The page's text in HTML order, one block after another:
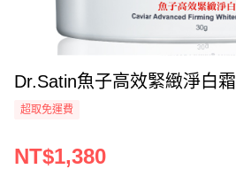
Dr.Satin魚子高效緊緻淨白霜
超取免運費
NT$1,380